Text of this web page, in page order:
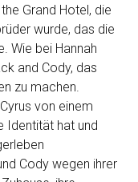
Grand Hotel, die
wurde, das die
Wie bei Hannah
and Cody, das
zu machen.
von einem
Identität hat und
Cody wegen ihrer